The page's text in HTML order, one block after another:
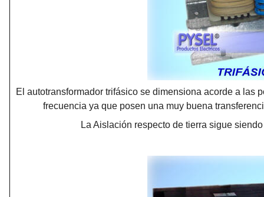
El autotransformador trifásico se dimensiona acorde a las
frecuencia ya que posen una muy buena
La Aislación respecto de tierra sigue